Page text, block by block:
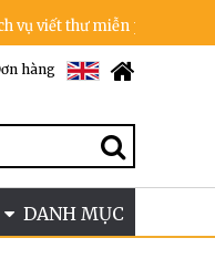
thư miễn phí - Cam kết
hàng
DANH MỤC